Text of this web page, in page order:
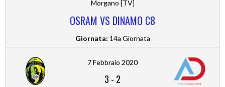
Morgano [TV]
OSRAM VS DINAMO C8
Giornata: 14a Giornata
7 Febbraio 2020
3 - 2